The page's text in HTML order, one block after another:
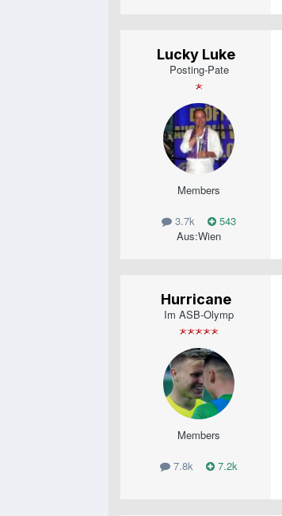
Lucky Luke
Posting-Pate
Members
3.7k
543
Aus:Wien
Hurricane
Im ASB-Olymp
Members
7.8k 7.2k